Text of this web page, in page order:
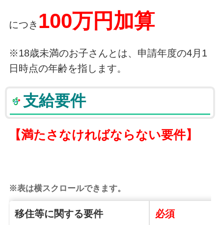
につき 100万円加算
※18歳未満のお子さんとは、申請年度の4月1
日時点の年齢を指します。
支給要件
【満たさなければならない要件】
※表は横スクロールできます。
移住等に関する要件 必須